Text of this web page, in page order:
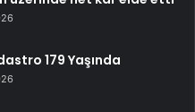
179 Yaşında